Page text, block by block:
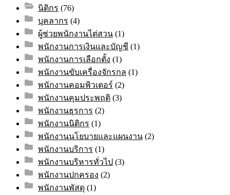
นิติกร (76)
บุคลากร (4)
ผู้ช่วยพนักงานไต่สวน (1)
พนักงานการเงินและบัญชี (1)
พนักงานการเลือกตั้ง (1)
พนักงานขับเครื่องจักรกล (1)
พนักงานคอมพิวเตอร์ (2)
พนักงานคุมประพฤติ (3)
พนักงานธุรการ (2)
พนักงานนิติกร (1)
พนักงานนโยบายและแผนงาน (2)
พนักงานบริการ (1)
พนักงานบริหารทั่วไป (3)
พนักงานปกครอง (2)
พนักงานพัสดุ (1)